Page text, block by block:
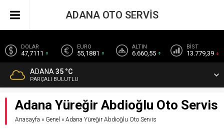
DOLAR
47,7111
EURO
55,1881
ALTIN
6.660,55
BİST
13.779,39
ADANA 35 °C
PARÇALI BULUTLU
ADANA OTO SERVİS
Adana Yüreğir Abdioğlu Oto Servis
Anasayfa » Genel » Adana Yüreğir Abdioğlu Oto Servis